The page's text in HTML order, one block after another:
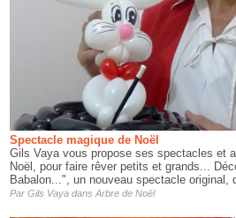
Spectacle magique de Noël
Gils Vaya vous propose ses spectacles et
Noël, pour faire rêver petits et grands...
Babalon...", un nouveau spectacle original,
Par Gils Vayadans Arbre de Noël